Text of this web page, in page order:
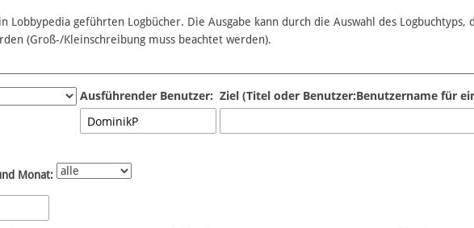
geführten Logbücher. Die Ausgabe kann durch die Auswahl des Logbuchtyps,
(Groß-/Kleinschreibung muss beachtet werden).
Ausführender Benutzer: Ziel (Titel oder Benutzer:Benutzername für
Monat: